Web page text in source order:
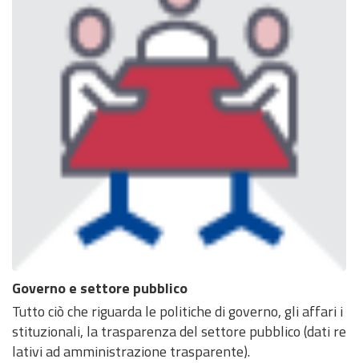
Governo e settore pubblico
Tutto ciò che riguarda le politiche di governo, gli affari i
stituzionali, la trasparenza del settore pubblico (dati re
lativi ad amministrazione trasparente).